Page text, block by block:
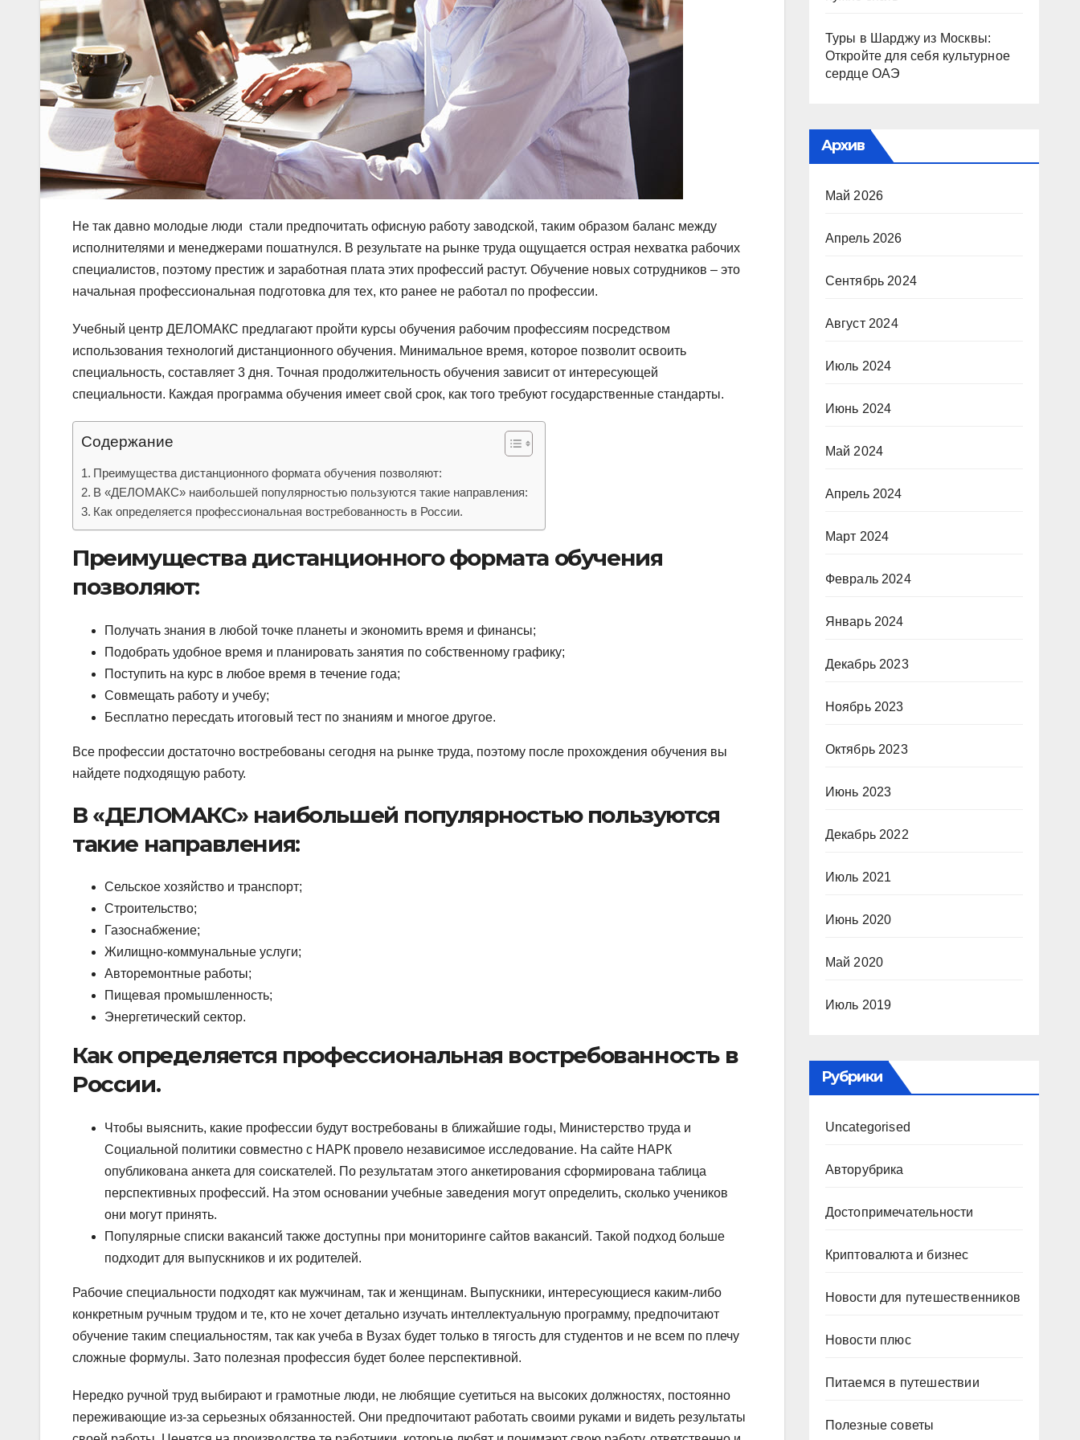
Не так давно молодые люди стали предпочитать офисную работу заводской, таким образом баланс между
исполнителями и менеджерами пошатнулся. В результате на рынке труда ощущается острая нехватка рабочих
специалистов, поэтому престиж и заработная плата этих профессий растут. Обучение новых сотрудников – это
начальная профессиональная подготовка для тех, кто ранее не работал по профессии.
Учебный центр ДЕЛОМАКС предлагают пройти курсы обучения рабочим профессиям посредством
использования технологий дистанционного обучения. Минимальное время, которое позволит освоить
специальность, составляет 3 дня. Точная продолжительность обучения зависит от интересующей
специальности. Каждая программа обучения имеет свой срок, как того требуют государственные стандарты.
Содержание
Преимущества дистанционного формата обучения позволяют:
В «ДЕЛОМАКС» наибольшей популярностью пользуются такие направления:
Как определяется профессиональная востребованность в России.
Преимущества дистанционного формата обучения
позволяют:
Получать знания в любой точке планеты и экономить время и финансы;
Подобрать удобное время и планировать занятия по собственному графику;
Поступить на курс в любое время в течение года;
Совмещать работу и учебу;
Бесплатно пересдать итоговый тест по знаниям и многое другое.
Все профессии достаточно востребованы сегодня на рынке труда, поэтому после прохождения обучения вы
найдете подходящую работу.
В «ДЕЛОМАКС» наибольшей популярностью пользуются
такие направления:
Сельское хозяйство и транспорт;
Строительство;
Газоснабжение;
Жилищно-коммунальные услуги;
Авторемонтные работы;
Пищевая промышленность;
Энергетический сектор.
Как определяется профессиональная востребованность в
России.
Чтобы выяснить, какие профессии будут востребованы в ближайшие годы, Министерство труда и
Социальной политики совместно с НАРК провело независимое исследование. На сайте НАРК
опубликована анкета для соискателей. По результатам этого анкетирования сформирована таблица
перспективных профессий. На этом основании учебные заведения могут определить, сколько учеников
они могут принять.
Популярные списки вакансий также доступны при мониторинге сайтов вакансий. Такой подход больше
подходит для выпускников и их родителей.
Рабочие специальности подходят как мужчинам, так и женщинам. Выпускники, интересующиеся каким-либо
конкретным ручным трудом и те, кто не хочет детально изучать интеллектуальную программу, предпочитают
обучение таким специальностям, так как учеба в Вузах будет только в тягость для студентов и не всем по плечу
сложные формулы. Зато полезная профессия будет более перспективной.
Нередко ручной труд выбирают и грамотные люди, не любящие суетиться на высоких должностях, постоянно
переживающие из-за серьезных обязанностей. Они предпочитают работать своими руками и видеть результаты
Туры в Шарджу из Москвы:
Откройте для себя культурное
сердце ОАЭ
Архив
Май 2026
Апрель 2026
Сентябрь 2024
Август 2024
Июль 2024
Июнь 2024
Май 2024
Апрель 2024
Март 2024
Февраль 2024
Январь 2024
Декабрь 2023
Ноябрь 2023
Октябрь 2023
Июнь 2023
Декабрь 2022
Июль 2021
Июнь 2020
Май 2020
Июль 2019
Рубрики
Uncategorised
Авторубрика
Достопримечательности
Криптовалюта и бизнес
Новости для путешественников
Новости плюс
Питаемся в путешествии
Полезные советы